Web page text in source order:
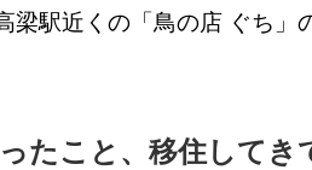
駅近くの「鳥の店 ぐち」
たこと、移住してき